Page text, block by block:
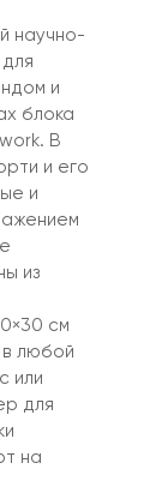
научно-
и
блока
В
и его
и
из
см
в любой
или
для
на